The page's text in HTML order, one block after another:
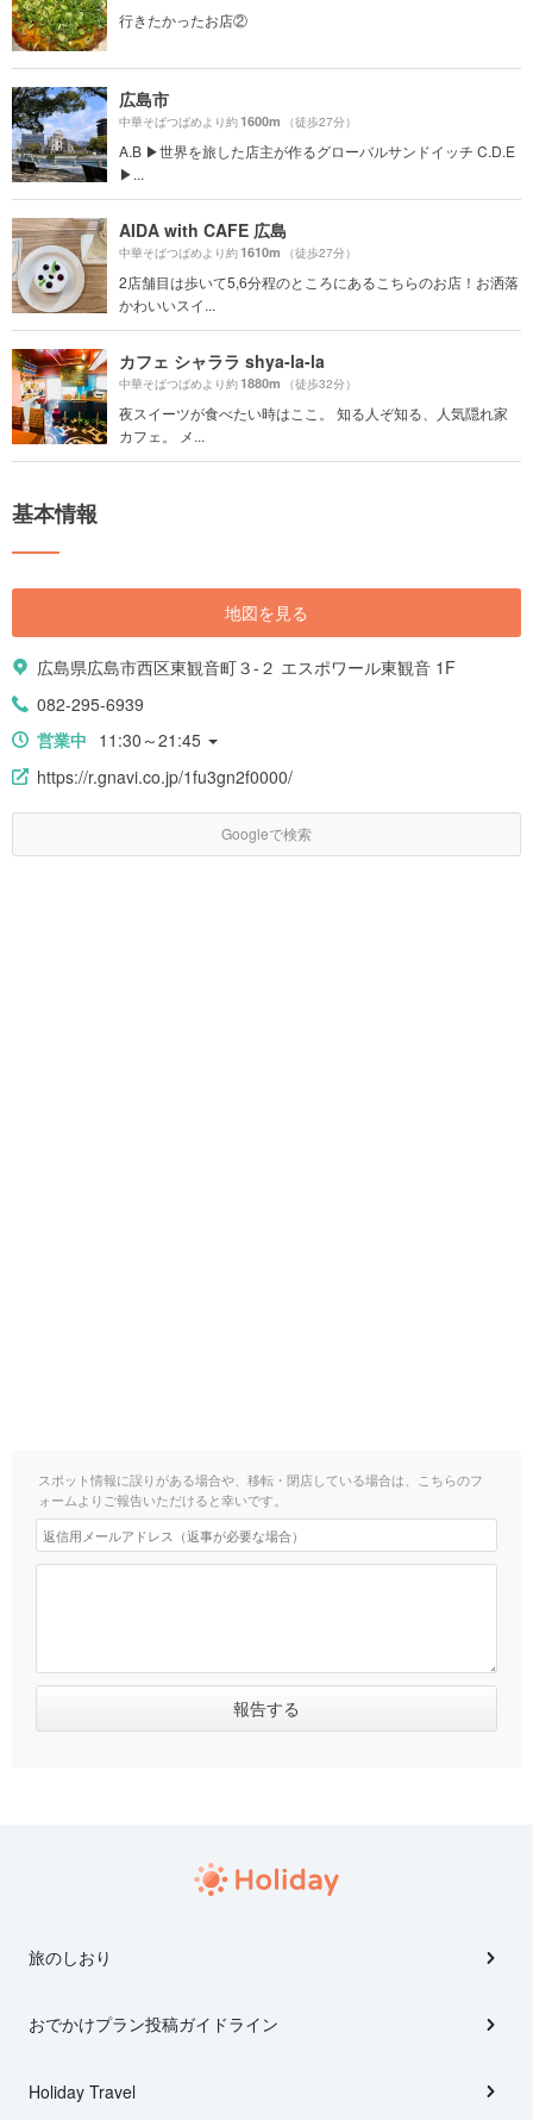
行きたかったお店②
広島市
中華そばつばめより約1600m （徒歩27分）
A.B ▶︎世界を旅した店主が作るグローバルサンドイッチ C.D.E
▶...
AIDA with CAFE 広島
中華そばつばめより約1610m （徒歩27分）
2店舗目は歩いて5,6分程のところにあるこちらのお店！お洒落
かわいいスイ...
カフェ シャララ shya-la-la
中華そばつばめより約1880m （徒歩32分）
夜スイーツが食べたい時はここ。 知る人ぞ知る、人気隠れ家
カフェ。 メ...
基本情報
地図を見る
広島県広島市西区東観音町３-２ エスポワール東観音 1F
082-295-6939
営業中 11:30～21:45
https://r.gnavi.co.jp/1fu3gn2f0000/
Googleで検索
スポット情報に誤りがある場合や、移転・閉店している場合は、こちらのフ
ォームよりご報告いただけると幸いです。
旅のしおり
おでかけプラン投稿ガイドライン
Holiday Travel